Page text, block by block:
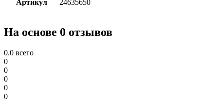
Артикул 24635650
На основе 0 отзывов
0.0 всего
0
0
0
0
0